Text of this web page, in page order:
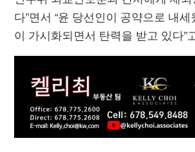
다”면서 “윤 당선인이 공약으로 내
이 가시화되면서 탄력을 받고 있다”